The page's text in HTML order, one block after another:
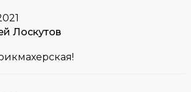
Лоскутов